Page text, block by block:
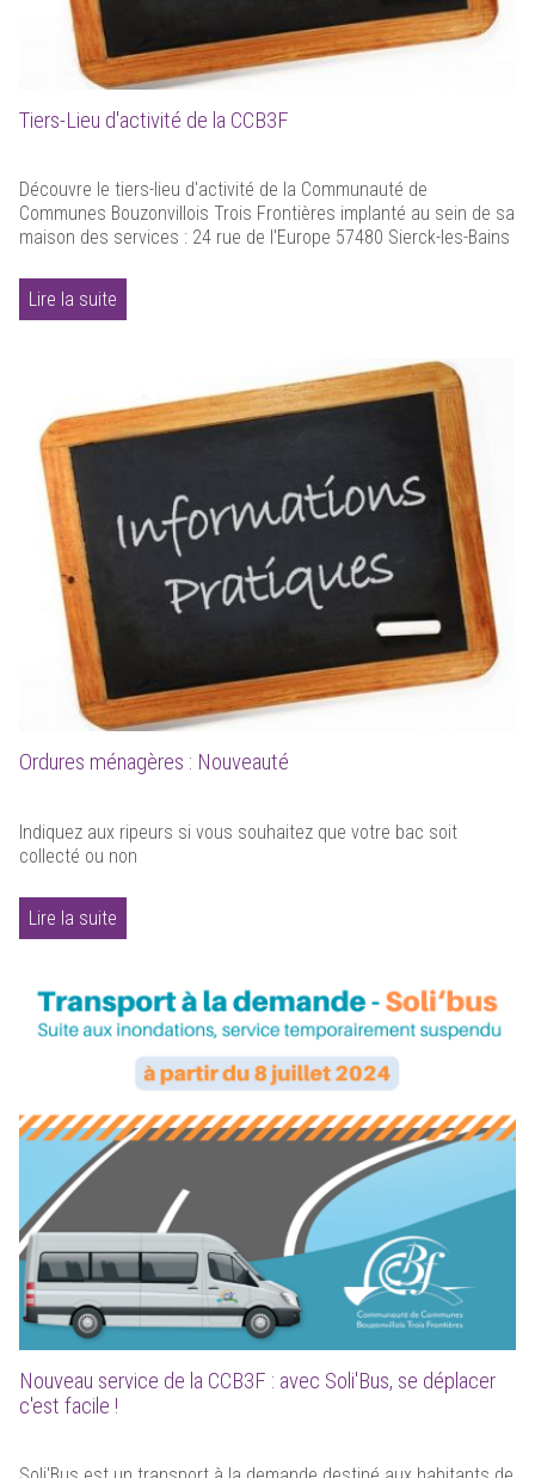
Tiers-Lieu d'activité de la CCB3F
Découvre le tiers-lieu d'activité de la Communauté de
Communes Bouzonvillois Trois Frontières implanté au sein de sa
maison des services : 24 rue de l'Europe 57480 Sierck-les-Bains
Lire la suite
Ordures ménagères : Nouveauté
Indiquez aux ripeurs si vous souhaitez que votre bac soit
collecté ou non
Lire la suite
Nouveau service de la CCB3F : avec Soli'Bus, se déplacer
c'est facile !